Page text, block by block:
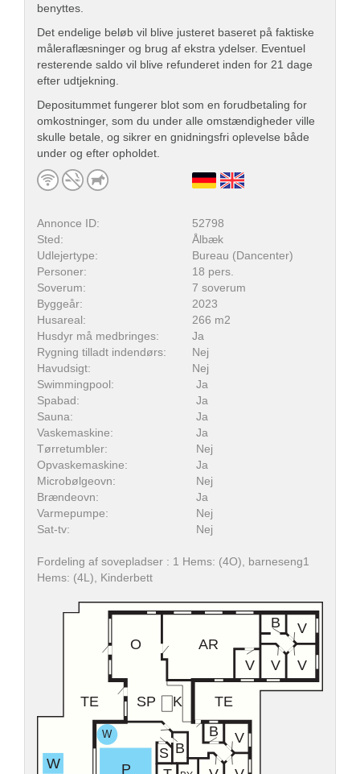
benyttes.
Det endelige beløb vil blive justeret baseret på faktiske
måleraflæsninger og brug af ekstra ydelser. Eventuel
resterende saldo vil blive refunderet inden for 21 dage
efter udtjekning.
Depositummet fungerer blot som en forudbetaling for
omkostninger, som du under alle omstændigheder ville
skulle betale, og sikrer en gnidningsfri oplevelse både
under og efter opholdet.
Annonce ID:
52798
Sted:
Ålbæk
Udlejertype:
Bureau (Dancenter)
Personer:
18 pers.
Soverum:
7 soverum
Byggeår:
2023
Husareal:
266 m2
Husdyr må medbringes:
Ja
Rygning tilladt indendørs:
Nej
Havudsigt:
Nej
Swimmingpool:
Ja
Spabad:
Ja
Sauna:
Ja
Vaskemaskine:
Ja
Tørretumbler:
Nej
Opvaskemaskine:
Ja
Microbølgeovn:
Nej
Brændeovn:
Ja
Varmepumpe:
Nej
Sat-tv:
Nej
Fordeling af sovepladser : 1 Hems: (4O), barneseng1
Hems: (4L), Kinderbett